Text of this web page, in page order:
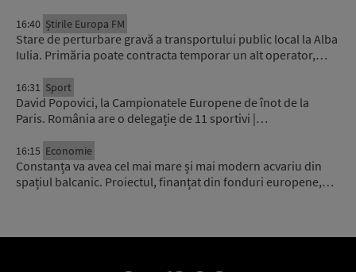
16:40 Știrile Europa FM
Stare de perturbare gravă a transportului public local la Alba
Iulia. Primăria poate contracta temporar un alt operator,…
16:31 Sport
David Popovici, la Campionatele Europene de înot de la
Paris. România are o delegație de 11 sportivi |…
16:15 Economie
Constanța va avea cel mai mare și mai modern acvariu din
spațiul balcanic. Proiectul, finanțat din fonduri europene,…